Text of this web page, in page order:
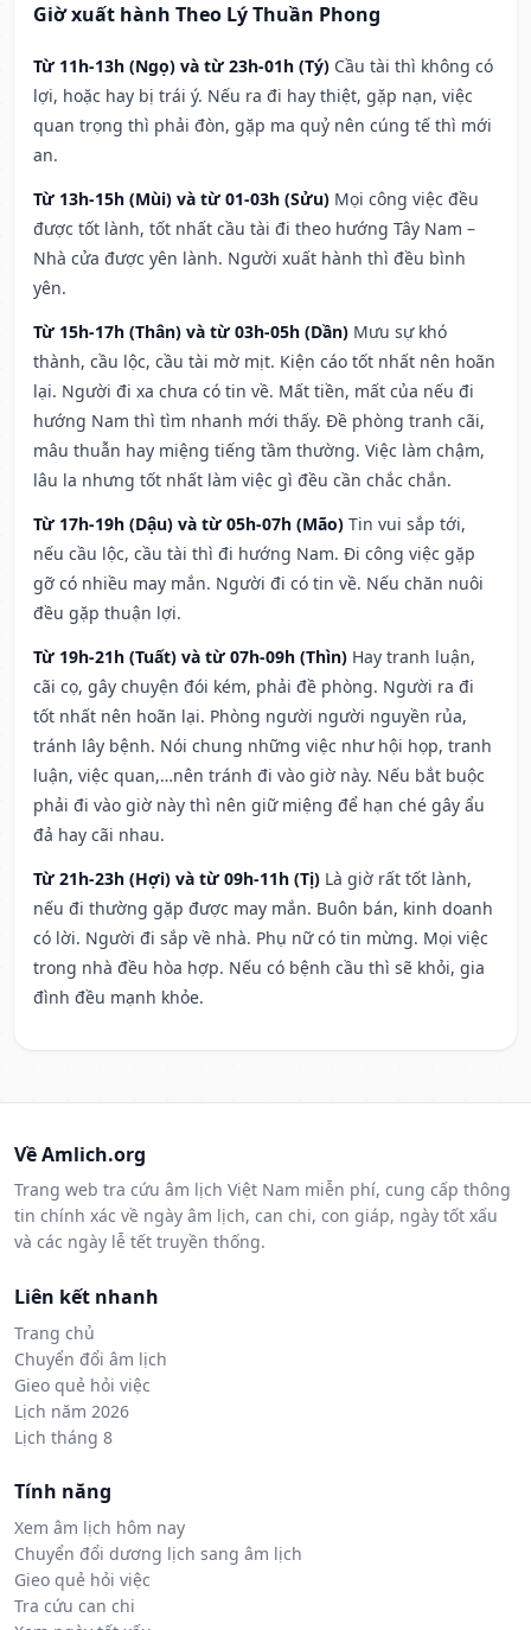
Giờ xuất hành Theo Lý Thuần Phong
Từ 11h-13h (Ngọ) và từ 23h-01h (Tý) Cầu tài thì không có
lợi, hoặc hay bị trái ý. Nếu ra đi hay thiệt, gặp nạn, việc
quan trọng thì phải đòn, gặp ma quỷ nên cúng tế thì mới
an.
Từ 13h-15h (Mùi) và từ 01-03h (Sửu) Mọi công việc đều
được tốt lành, tốt nhất cầu tài đi theo hướng Tây Nam –
Nhà cửa được yên lành. Người xuất hành thì đều bình
yên.
Từ 15h-17h (Thân) và từ 03h-05h (Dần) Mưu sự khó
thành, cầu lộc, cầu tài mờ mịt. Kiện cáo tốt nhất nên hoãn
lại. Người đi xa chưa có tin về. Mất tiền, mất của nếu đi
hướng Nam thì tìm nhanh mới thấy. Đề phòng tranh cãi,
mâu thuẫn hay miệng tiếng tầm thường. Việc làm chậm,
lâu la nhưng tốt nhất làm việc gì đều cần chắc chắn.
Từ 17h-19h (Dậu) và từ 05h-07h (Mão) Tin vui sắp tới,
nếu cầu lộc, cầu tài thì đi hướng Nam. Đi công việc gặp
gỡ có nhiều may mắn. Người đi có tin về. Nếu chăn nuôi
đều gặp thuận lợi.
Từ 19h-21h (Tuất) và từ 07h-09h (Thìn) Hay tranh luận,
cãi cọ, gây chuyện đói kém, phải đề phòng. Người ra đi
tốt nhất nên hoãn lại. Phòng người người nguyền rủa,
tránh lây bệnh. Nói chung những việc như hội họp, tranh
luận, việc quan,…nên tránh đi vào giờ này. Nếu bắt buộc
phải đi vào giờ này thì nên giữ miệng để hạn ché gây ẩu
đả hay cãi nhau.
Từ 21h-23h (Hợi) và từ 09h-11h (Tị) Là giờ rất tốt lành,
nếu đi thường gặp được may mắn. Buôn bán, kinh doanh
có lời. Người đi sắp về nhà. Phụ nữ có tin mừng. Mọi việc
trong nhà đều hòa hợp. Nếu có bệnh cầu thì sẽ khỏi, gia
đình đều mạnh khỏe.
Về Amlich.org
Trang web tra cứu âm lịch Việt Nam miễn phí, cung cấp thông
tin chính xác về ngày âm lịch, can chi, con giáp, ngày tốt xấu
và các ngày lễ tết truyền thống.
Liên kết nhanh
Trang chủ
Chuyển đổi âm lịch
Gieo quẻ hỏi việc
Lịch năm 2026
Lịch tháng 8
Tính năng
Xem âm lịch hôm nay
Chuyển đổi dương lịch sang âm lịch
Gieo quẻ hỏi việc
Tra cứu can chi